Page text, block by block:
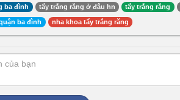
ba đình tẩy trắng răng ở đâu hn tẩy trắng răng
ba đình nha khoa tẩy trắng răng